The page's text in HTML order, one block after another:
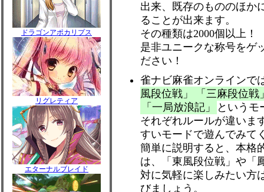
ドラゴンアポカリプス
リグレティア
エターナルブレイド
出来、既存のもののほか
ることが出来ます。
その種類は2000個以上！
是非ユニークな称号をゲ
ださい！
雀ナビ麻雀オンラインで
風段位戦」
「三麻段位戦
「一局放浪記」
というモ
それぞれルールが違いま
すいモードで遊んでみて
簡単に説明すると、本格
は、「東風段位戦」や「
対に気軽に楽しみたい方
びましょう。